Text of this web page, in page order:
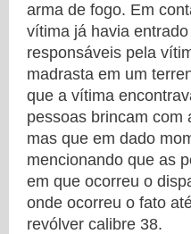
arma de fogo. Em
vítima já havia
responsáveis pela
madrasta em um
que a vítima
pessoas brincam com
mas que em dado
mencionando que as
em que ocorreu o
onde ocorreu o fato
revólver calibre 38.